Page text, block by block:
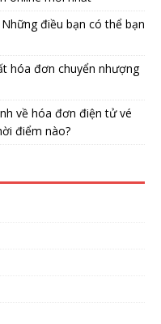
điều bạn có thể bạn
hóa đơn chuyển nhượng
về hóa đơn điện tử vé
điểm nào?